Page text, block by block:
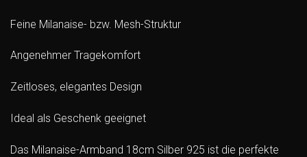
Feine Milanaise- bzw. Mesh-Struktur
Angenehmer Tragekomfort
Zeitloses, elegantes Design
Ideal als Geschenk geeignet
Das Milanaise-Armband 18cm Silber 925 ist die perfekte